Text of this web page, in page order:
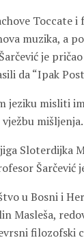
Toccate
muzika, a
je
da “Ipak
jeziku misliti
mišljenja.
Sloterdijka
Šarčević
u Bosni i
Masleša,